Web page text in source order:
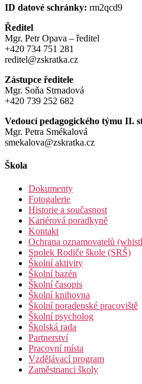
ID datové schránky: rm2qcd9
Ředitel
Mgr. Petr Opava – ředitel
+420 734 751 281
reditel@zskratka.cz
Zástupce ředitele
Mgr. Soňa Strnadová
+420 739 252 682
Vedoucí pedagogického týmu II.
Mgr. Petra Smékalová
smekalova@zskratka.cz
Škola
Dokumenty
Fotogalerie
Historie a současnost
Kariérová poradkyně
Kontakt
Ochrana oznamovatelů
Spolek Rodiče škole (SRŠ)
Školní aktivity
Školní bazén
Školní časopis
Školní knihovna
Školní poradenské pracoviště
Školní psycholog
Školská rada
Partnerství
Pracovní místa
Vzdělávací program
Zaměstnanci školy